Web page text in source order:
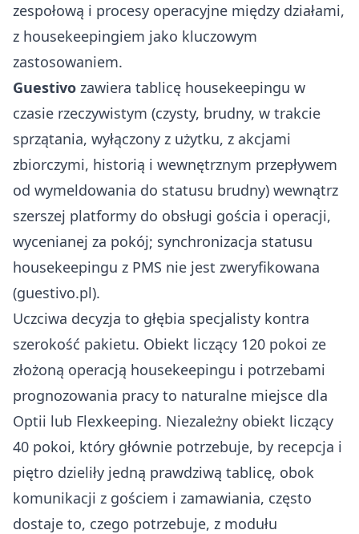
zespołową i procesy operacyjne między działami,
z housekeepingiem jako kluczowym
zastosowaniem.
Guestivo zawiera tablicę housekeepingu w
czasie rzeczywistym (czysty, brudny, w trakcie
sprzątania, wyłączony z użytku, z akcjami
zbiorczymi, historią i wewnętrznym przepływem
od wymeldowania do statusu brudny) wewnątrz
szerszej platformy do obsługi gościa i operacji,
wycenianej za pokój; synchronizacja statusu
housekeepingu z PMS nie jest zweryfikowana
(guestivo.pl).
Uczciwa decyzja to głębia specjalisty kontra
szerokość pakietu. Obiekt liczący 120 pokoi ze
złożoną operacją housekeepingu i potrzebami
prognozowania pracy to naturalne miejsce dla
Optii lub Flexkeeping. Niezależny obiekt liczący
40 pokoi, który głównie potrzebuje, by recepcja i
piętro dzieliły jedną prawdziwą tablicę, obok
komunikacji z gościem i zamawiania, często
dostaje to, czego potrzebuje, z modułu